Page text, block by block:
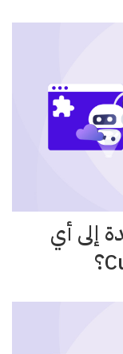
إلى أي